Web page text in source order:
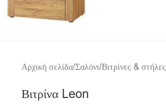
Αρχική σελίδα/Σαλόνι/Βιτρίνες & στήλες
Βιτρίνα Leon